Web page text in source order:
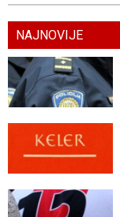
NAJNOVIJE